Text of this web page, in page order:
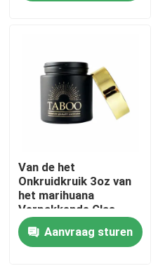
Kwaliteitscontrole
Neem contact met ons op
Nieuws
Gevallen
Van de het
Onkruidkruik 3oz van
het marihuana
Verpakkende Glas
Zwarte Achtste de
Bloemkruik
Aanvraag sturen